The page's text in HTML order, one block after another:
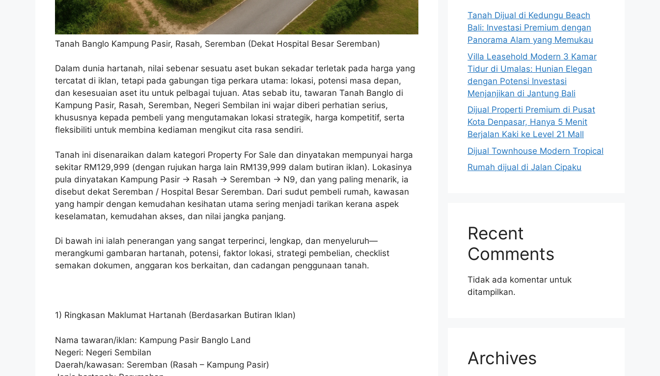
Tanah Banglo Kampung Pasir, Rasah, Seremban (Dekat Hospital Besar Seremban)
Dalam dunia hartanah, nilai sebenar sesuatu aset bukan sekadar terletak pada harga yang
tercatat di iklan, tetapi pada gabungan tiga perkara utama: lokasi, potensi masa depan,
dan kesesuaian aset itu untuk pelbagai tujuan. Atas sebab itu, tawaran Tanah Banglo di
Kampung Pasir, Rasah, Seremban, Negeri Sembilan ini wajar diberi perhatian serius,
khususnya kepada pembeli yang mengutamakan lokasi strategik, harga kompetitif, serta
fleksibiliti untuk membina kediaman mengikut cita rasa sendiri.
Tanah ini disenaraikan dalam kategori Property For Sale dan dinyatakan mempunyai harga
sekitar RM129,999 (dengan rujukan harga lain RM139,999 dalam butiran iklan). Lokasinya
pula dinyatakan Kampung Pasir → Rasah → Seremban → N9, dan yang paling menarik, ia
disebut dekat Seremban / Hospital Besar Seremban. Dari sudut pembeli rumah, kawasan
yang hampir dengan kemudahan kesihatan utama sering menjadi tarikan kerana aspek
keselamatan, kemudahan akses, dan nilai jangka panjang.
Di bawah ini ialah penerangan yang sangat terperinci, lengkap, dan menyeluruh—
merangkumi gambaran hartanah, potensi, faktor lokasi, strategi pembelian, checklist
semakan dokumen, anggaran kos berkaitan, dan cadangan penggunaan tanah.
1) Ringkasan Maklumat Hartanah (Berdasarkan Butiran Iklan)
Nama tawaran/iklan: Kampung Pasir Banglo Land
Negeri: Negeri Sembilan
Daerah/kawasan: Seremban (Rasah – Kampung Pasir)
Tanah Dijual di Kedungu Beach
Bali: Investasi Premium dengan
Panorama Alam yang Memukau
Villa Leasehold Modern 3 Kamar
Tidur di Umalas: Hunian Elegan
dengan Potensi Investasi
Menjanjikan di Jantung Bali
Dijual Properti Premium di Pusat
Kota Denpasar, Hanya 5 Menit
Berjalan Kaki ke Level 21 Mall
Dijual Townhouse Modern Tropical
Rumah dijual di Jalan Cipaku
Recent
Comments
Tidak ada komentar untuk
ditampilkan.
Archives